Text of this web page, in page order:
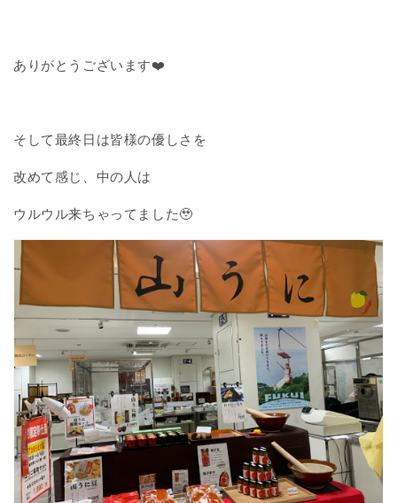
ありがとうございます❤️
そして最終日は皆様の優しさを
改めて感じ、中の人は
ウルウル来ちゃってました🥹